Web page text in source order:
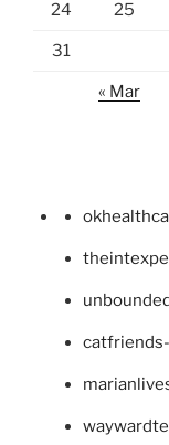
24 25
31
« Mar